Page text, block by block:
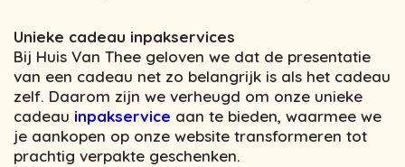
Unieke cadeau inpakservices
Bij Huis Van Thee geloven we dat de presentatie
van een cadeau net zo belangrijk is als het cadeau
zelf. Daarom zijn we verheugd om onze unieke
cadeau inpakservice aan te bieden, waarmee we
je aankopen op onze website transformeren tot
prachtig verpakte geschenken.